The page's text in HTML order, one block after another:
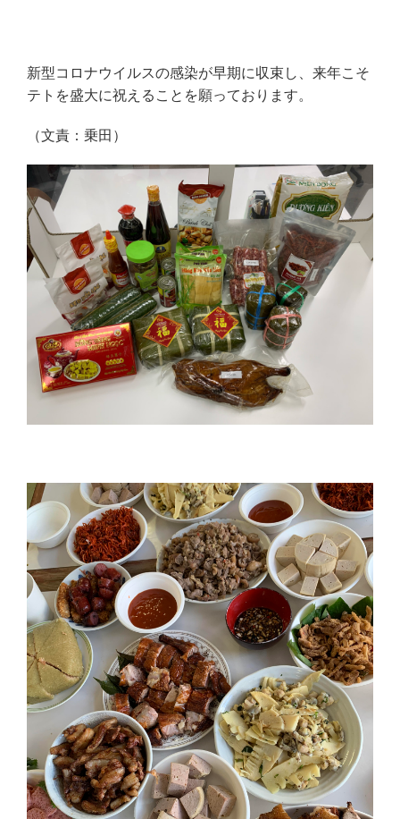
新型コロナウイルスの感染が早期に収束し、来年こそ
テトを盛大に祝えることを願っております。
（文責：乗田）